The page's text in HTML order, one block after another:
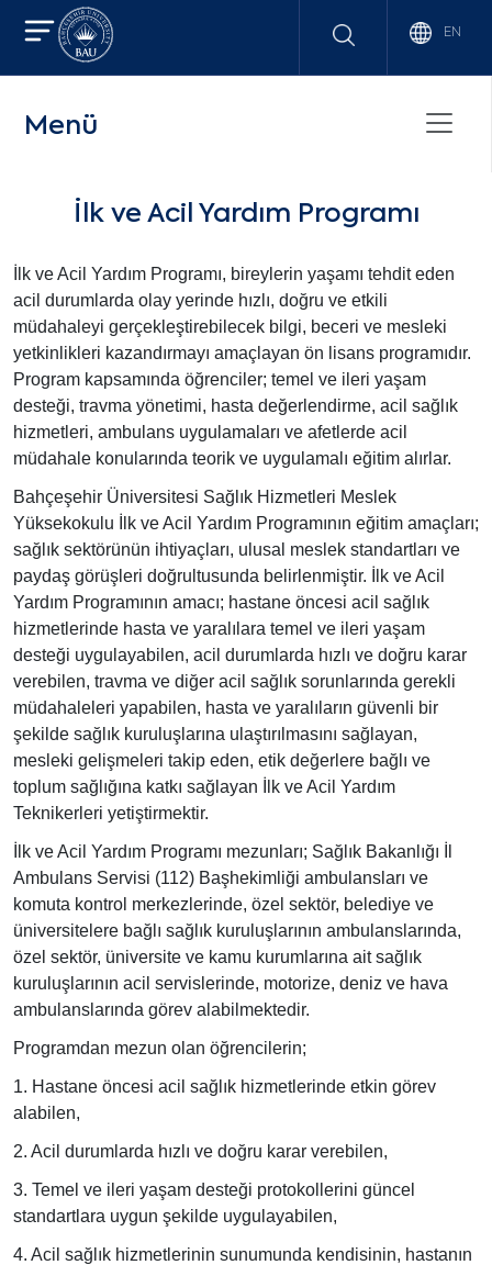
EN
Menü
İlk ve Acil Yardım Programı
İlk ve Acil Yardım Programı, bireylerin yaşamı tehdit eden
acil durumlarda olay yerinde hızlı, doğru ve etkili
müdahaleyi gerçekleştirebilecek bilgi, beceri ve mesleki
yetkinlikleri kazandırmayı amaçlayan ön lisans programıdır.
Program kapsamında öğrenciler; temel ve ileri yaşam
desteği, travma yönetimi, hasta değerlendirme, acil sağlık
hizmetleri, ambulans uygulamaları ve afetlerde acil
müdahale konularında teorik ve uygulamalı eğitim alırlar.
Bahçeşehir Üniversitesi Sağlık Hizmetleri Meslek
Yüksekokulu İlk ve Acil Yardım Programının eğitim amaçları;
sağlık sektörünün ihtiyaçları, ulusal meslek standartları ve
paydaş görüşleri doğrultusunda belirlenmiştir. İlk ve Acil
Yardım Programının amacı; hastane öncesi acil sağlık
hizmetlerinde hasta ve yaralılara temel ve ileri yaşam
desteği uygulayabilen, acil durumlarda hızlı ve doğru karar
verebilen, travma ve diğer acil sağlık sorunlarında gerekli
müdahaleleri yapabilen, hasta ve yaralıların güvenli bir
şekilde sağlık kuruluşlarına ulaştırılmasını sağlayan,
mesleki gelişmeleri takip eden, etik değerlere bağlı ve
toplum sağlığına katkı sağlayan İlk ve Acil Yardım
Teknikerleri yetiştirmektir.
İlk ve Acil Yardım Programı mezunları; Sağlık Bakanlığı İl
Ambulans Servisi (112) Başhekimliği ambulansları ve
komuta kontrol merkezlerinde, özel sektör, belediye ve
üniversitelere bağlı sağlık kuruluşlarının ambulanslarında,
özel sektör, üniversite ve kamu kurumlarına ait sağlık
kuruluşlarının acil servislerinde, motorize, deniz ve hava
ambulanslarında görev alabilmektedir.
Programdan mezun olan öğrencilerin;
1. Hastane öncesi acil sağlık hizmetlerinde etkin görev
alabilen,
2. Acil durumlarda hızlı ve doğru karar verebilen,
3. Temel ve ileri yaşam desteği protokollerini güncel
standartlara uygun şekilde uygulayabilen,
4. Acil sağlık hizmetlerinin sunumunda kendisinin, hastanın